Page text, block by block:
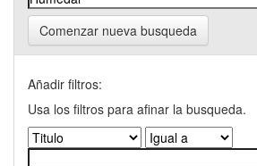
Comenzar nueva busqueda
Añadir filtros:
Usa los filtros para afinar la busqueda.